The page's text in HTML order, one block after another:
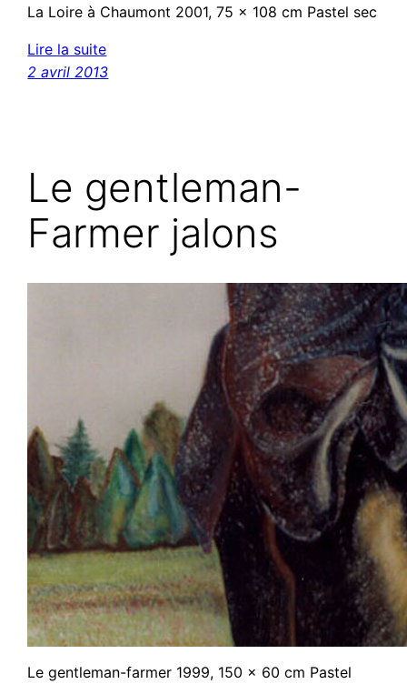
La Loire à Chaumont 2001, 75 x 108 cm Pastel sec
Lire la suite
2 avril 2013
Le gentleman-
Farmer jalons
Le gentleman-farmer 1999, 150 x 60 cm Pastel